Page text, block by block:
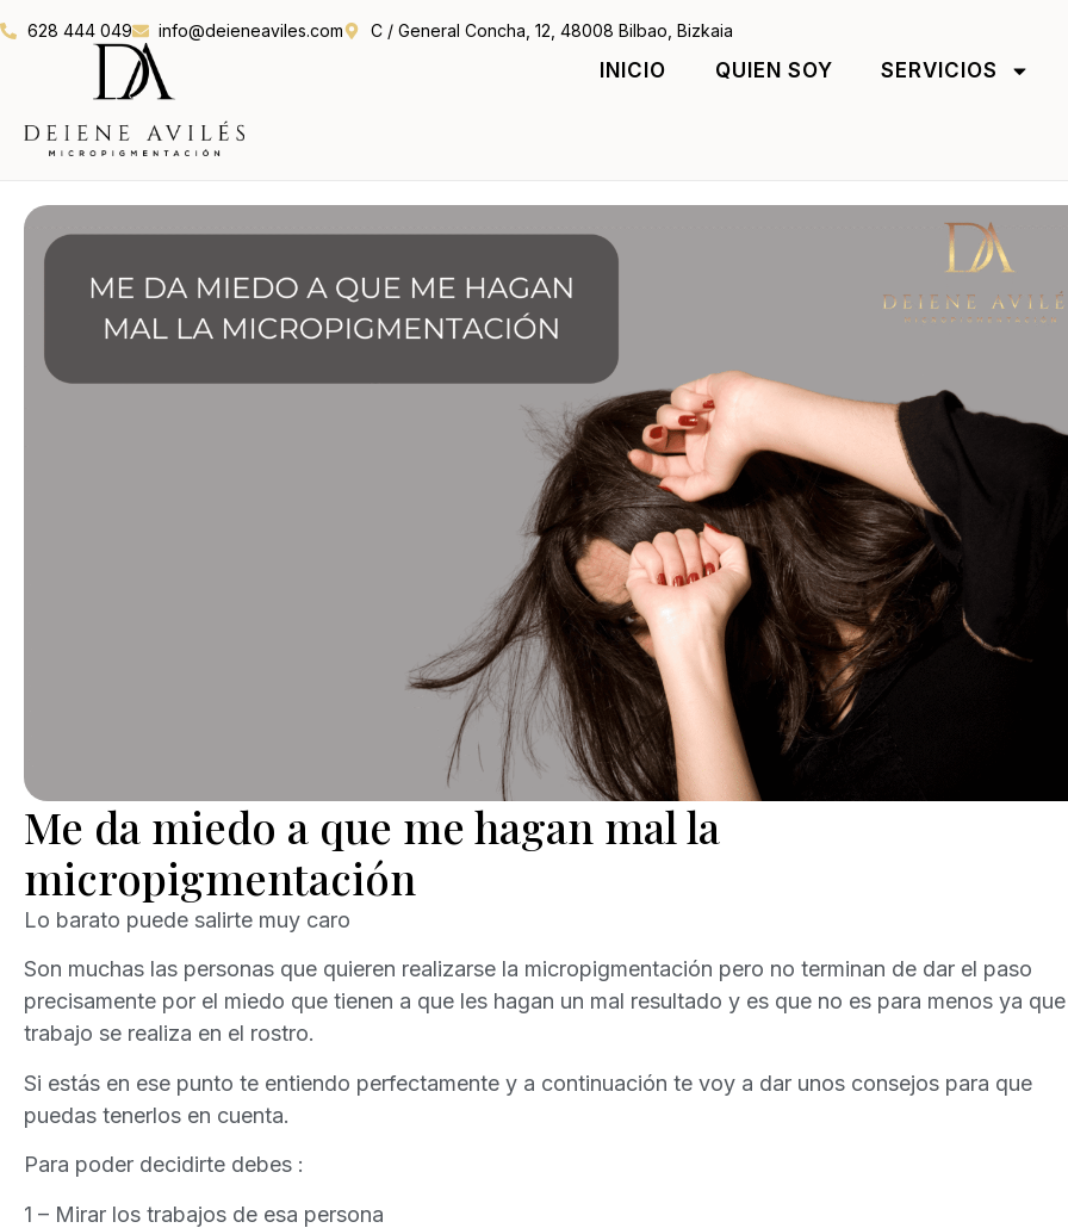
628 444 049 info@deieneaviles.com C / General Concha, 12, 48008 Bilbao, Bizkaia
INICIO QUIEN SOY SERVICIOS
Me da miedo a que me hagan mal la
micropigmentación
Lo barato puede salirte muy caro
Son muchas las personas que quieren realizarse la micropigmentación pero no terminan de dar el paso
precisamente por el miedo que tienen a que les hagan un mal resultado y es que no es para menos ya
trabajo se realiza en el rostro.
Si estás en ese punto te entiendo perfectamente y a continuación te voy a dar unos consejos para que
puedas tenerlos en cuenta.
Para poder decidirte debes :
1 – Mirar los trabajos de esa persona